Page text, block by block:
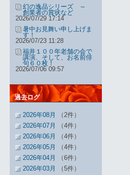
幻の逸品シリーズ ～
創業者の賞状など
2026/07/29 17:14
暑中お見舞い申し上げま
す！
2026/07/23 11:28
福井１００年老舗の会で
講演、そして、お名前俳
句６０枚！
2026/07/06 09:57
過去ログ
2026年08月
（2件）
2026年07月
（4件）
2026年06月
（4件）
2026年05月
（4件）
2026年04月
（6件）
2026年03月
（5件）